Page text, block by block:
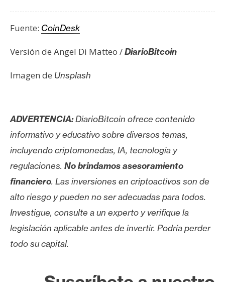
Fuente: CoinDesk
Versión de Angel Di Matteo /DiarioBitcoin
Imagen de Unsplash
ADVERTENCIA:DiarioBitcoin ofrece contenido
informativo y educativo sobre diversos temas,
incluyendo criptomonedas, IA, tecnología y
regulaciones. No brindamos asesoramiento
financiero. Las inversiones en criptoactivos son de
alto riesgo y pueden no ser adecuadas para todos.
Investigue, consulte a un experto y verifique la
legislación aplicable antes de invertir. Podría perder
todo su capital.